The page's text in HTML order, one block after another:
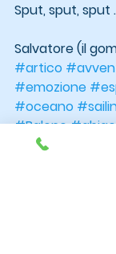
Sput, sput, sput
Salvatore (il
#artico
#emozione
#oceano
#Balene